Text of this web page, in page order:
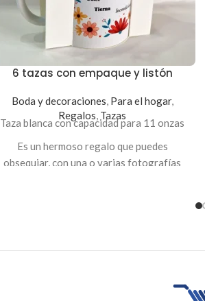
6 tazas con empaque y listón
Boda y decoraciones, Para el hogar,
Regalos, Tazas
Taza blanca con capacidad para 11 onzas
Es un hermoso regalo que puedes
obsequiar, con una o varias fotografías